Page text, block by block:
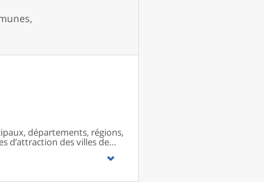
départements, régions,
d’attraction des villes de